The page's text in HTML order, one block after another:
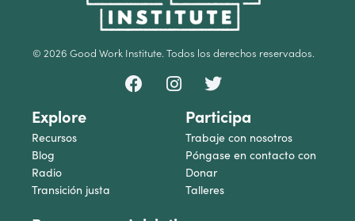
© 2026 Good Work Institute. Todos los derechos reservados.
Explore
Recursos
Blog
Radio
Transición justa
Participa
Trabaje con nosotros
Póngase en contacto con
Donar
Talleres